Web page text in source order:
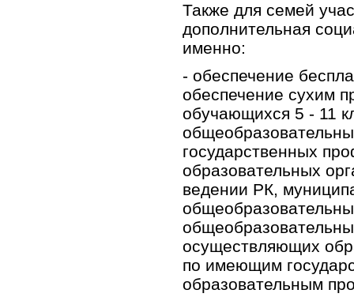
Также для семей
дополнительная
именно:
- обеспечение
обеспечение сухим
обучающихся 5 - 11
государственных
образовательных
ведении РК,
осуществляющих
по имеющим
образовательным